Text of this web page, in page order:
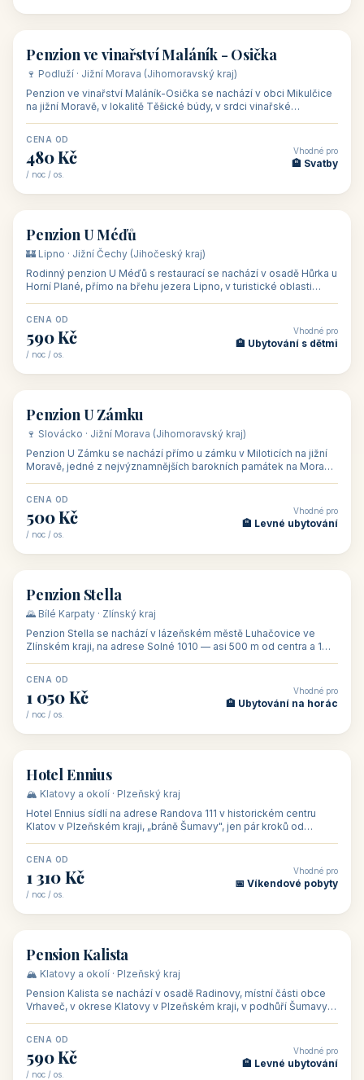
🏡 penzion
Penzion ve vinařství Maláník - Osička
🍷 Podluží · Jižní Morava (Jihomoravský kraj)
Penzion ve vinařství Maláník-Osička se nachází v obci Mikulčice
na jižní Moravě, v lokalitě Těšické búdy, v srdci vinařské
CENA OD
480 Kč
/ noc / os.
Vhodné pro
🏨 Svatby
🏡 penzion
Penzion U Méďů
🏰 Lipno · Jižní Čechy (Jihočeský kraj)
Rodinný penzion U Méďů s restaurací se nachází v osadě Hůrka u
Horní Plané, přímo na břehu jezera Lipno, v turistické oblasti
CENA OD
590 Kč
/ noc / os.
Vhodné pro
🏨 Ubytování s dětmi
🏡 penzion
Penzion U Zámku
🍷 Slovácko · Jižní Morava (Jihomoravský kraj)
Penzion U Zámku se nachází přímo u zámku v Miloticích na jižní
Moravě, jedné z nejvýznamnějších barokních památek na Moravě,
CENA OD
500 Kč
/ noc / os.
Vhodné pro
🏨 Levné ubytování
🏡 penzion
Penzion Stella
🌄 Bílé Karpaty · Zlínský kraj
Penzion Stella se nachází v lázeňském městě Luhačovice ve
Zlínském kraji, na adrese Solné 1010 — asi 500 m od centra a 1
CENA OD
1 050 Kč
/ noc / os.
Vhodné pro
🏨 Ubytování na horác
🏨 hotel
Hotel Ennius
🏔️ Klatovy a okolí · Plzeňský kraj
Hotel Ennius sídlí na adrese Randova 111 v historickém centru
Klatov v Plzeňském kraji, „bráně Šumavy", jen pár kroků od
CENA OD
1 310 Kč
/ noc / os.
Vhodné pro
📅 Víkendové pobyty
🏡 penzion
Pension Kalista
🏔️ Klatovy a okolí · Plzeňský kraj
Pension Kalista se nachází v osadě Radinovy, místní části obce
Vrhaveč, v okrese Klatovy v Plzeňském kraji, v podhůří Šumavy
CENA OD
590 Kč
/ noc / os.
Vhodné pro
🏨 Levné ubytování